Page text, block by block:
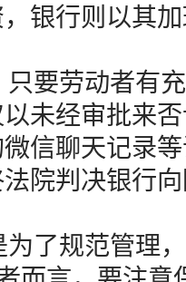
银行则以其
要劳动者有
未经审批来
信聊天记录
院判决银行
了规范管理